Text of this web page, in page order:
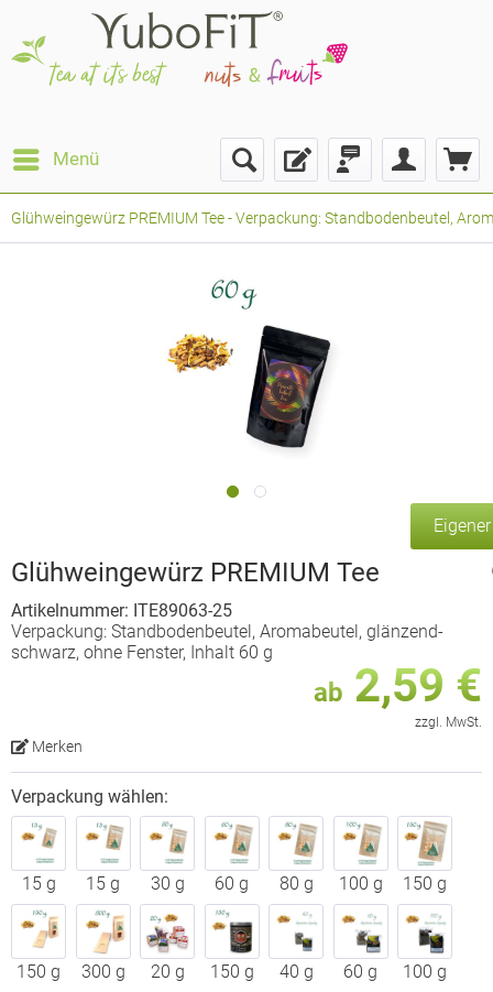
Menü
Glühweingewürz PREMIUM Tee - Verpackung: Standbodenbeutel,
Glühweingewürz PREMIUM Tee
Artikelnummer: ITE89063-25
Verpackung: Standbodenbeutel, Aromabeutel, glänzend-
schwarz, ohne Fenster, Inhalt 60 g
ab 2,59 €
zzgl. MwSt.
Merken
Verpackung wählen:
15 g 15 g 30 g 60 g 80 g 100 g 150 g
150 g 300 g 20 g 150 g 40 g 60 g 100 g